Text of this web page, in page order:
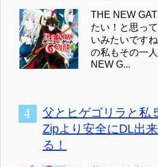
THE NEW
たい！と思っ
いみたいです
の私もその一
NEW G...
父とヒゲゴリラと私
Zipより安全にDL出
る！